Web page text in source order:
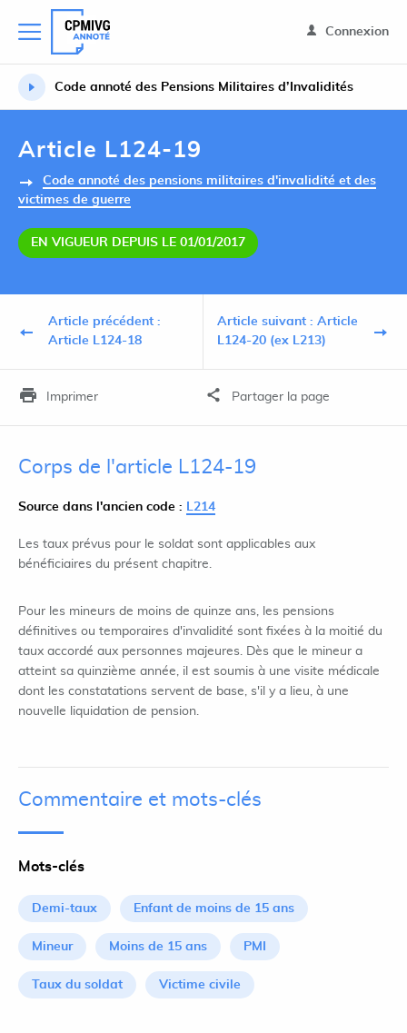
Connexion
Code annoté des Pensions Militaires d’Invalidités
Article L124-19
Code annoté des pensions militaires d'invalidité et des
victimes de guerre
EN VIGUEUR DEPUIS LE 01/01/2017
Article précédent :
Article L124-18
Article suivant : Article
L124-20 (ex L213)
Imprimer Partager la page
Corps de l'article L124-19
Source dans l'ancien code : L214
Les taux prévus pour le soldat sont applicables aux
bénéficiaires du présent chapitre.
Pour les mineurs de moins de quinze ans, les pensions
définitives ou temporaires d'invalidité sont fixées à la moitié du
taux accordé aux personnes majeures. Dès que le mineur a
atteint sa quinzième année, il est soumis à une visite médicale
dont les constatations servent de base, s'il y a lieu, à une
nouvelle liquidation de pension.
Commentaire et mots-clés
Mots-clés
Demi-taux Enfant de moins de 15 ans
Mineur Moins de 15 ans PMI
Taux du soldat Victime civile